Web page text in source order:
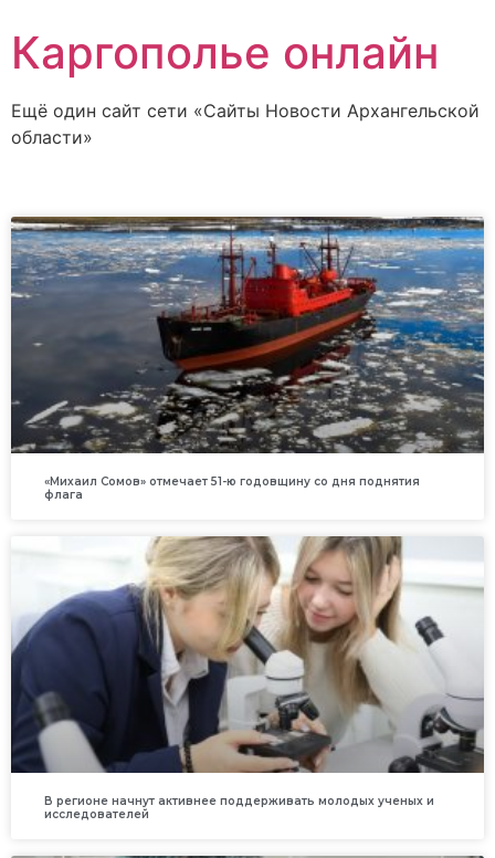
Каргополье онлайн
Ещё один сайт сети «Сайты Новости Архангельской
области»
«Михаил Сомов» отмечает 51-ю годовщину со дня поднятия
флага
В регионе начнут активнее поддерживать молодых ученых и
исследователей